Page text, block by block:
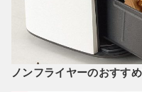
ノンフライヤーのおすす